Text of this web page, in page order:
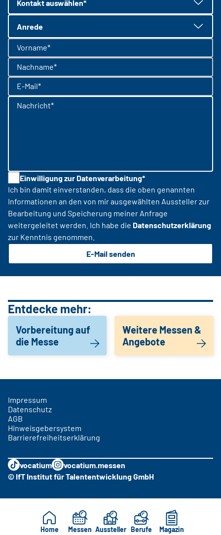
Kontakt auswählen*
Anrede
Vorname*
Nachname*
E-Mail*
Nachricht*
Einwilligung zur Datenverarbeitung*
Ich bin damit einverstanden, dass die oben genannten
Informationen an den von mir ausgewählten Aussteller zur
Bearbeitung und Speicherung meiner Anfrage
weitergeleitet werden. Ich habe die Datenschutzerklärung
zur Kenntnis genommen.
E-Mail senden
Entdecke mehr:
Vorbereitung auf
die Messe
Weitere Messen &
Angebote
Home Messen Aussteller Berufe Magazin
Impressum
Datenschutz
AGB
Hinweisgebersystem
Barrierefreiheitserklärung
vocatium
vocatium.messen
© IfT Institut für Talententwicklung GmbH